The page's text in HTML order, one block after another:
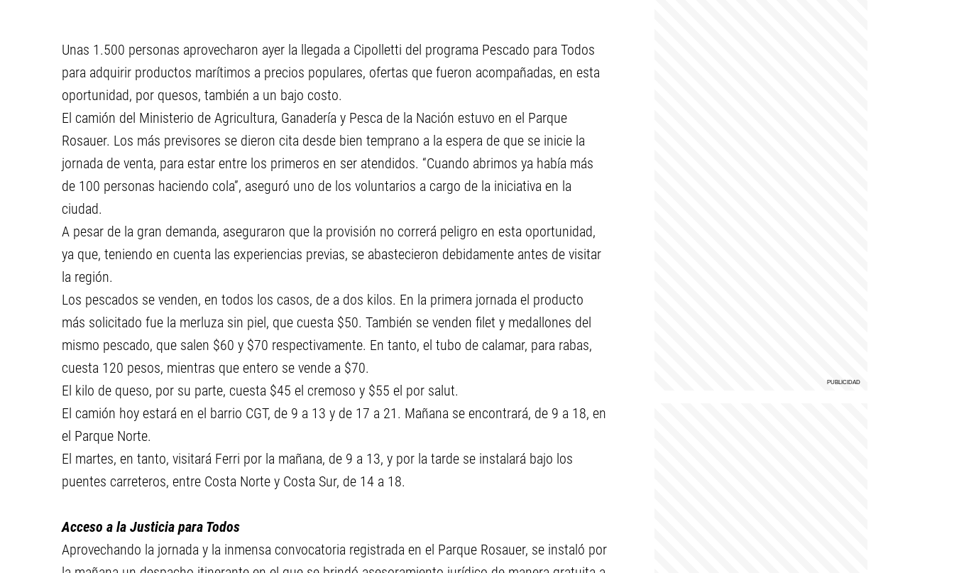
Unas 1.500 personas aprovecharon ayer la llegada a Cipolletti del programa Pescado para Todos
para adquirir productos marítimos a precios populares, ofertas que fueron acompañadas, en esta
oportunidad, por quesos, también a un bajo costo.
El camión del Ministerio de Agricultura, Ganadería y Pesca de la Nación estuvo en el Parque
Rosauer. Los más previsores se dieron cita desde bien temprano a la espera de que se inicie la
jornada de venta, para estar entre los primeros en ser atendidos. “Cuando abrimos ya había más
de 100 personas haciendo cola”, aseguró uno de los voluntarios a cargo de la iniciativa en la
ciudad.
A pesar de la gran demanda, aseguraron que la provisión no correrá peligro en esta oportunidad,
ya que, teniendo en cuenta las experiencias previas, se abastecieron debidamente antes de visitar
la región.
Los pescados se venden, en todos los casos, de a dos kilos. En la primera jornada el producto
más solicitado fue la merluza sin piel, que cuesta $50. También se venden filet y medallones del
mismo pescado, que salen $60 y $70 respectivamente. En tanto, el tubo de calamar, para rabas,
cuesta 120 pesos, mientras que entero se vende a $70.
El kilo de queso, por su parte, cuesta $45 el cremoso y $55 el por salut.
El camión hoy estará en el barrio CGT, de 9 a 13 y de 17 a 21. Mañana se encontrará, de 9 a 18, en
el Parque Norte.
El martes, en tanto, visitará Ferri por la mañana, de 9 a 13, y por la tarde se instalará bajo los
puentes carreteros, entre Costa Norte y Costa Sur, de 14 a 18.
Acceso a la Justicia para Todos
Aprovechando la jornada y la inmensa convocatoria registrada en el Parque Rosauer, se instaló por